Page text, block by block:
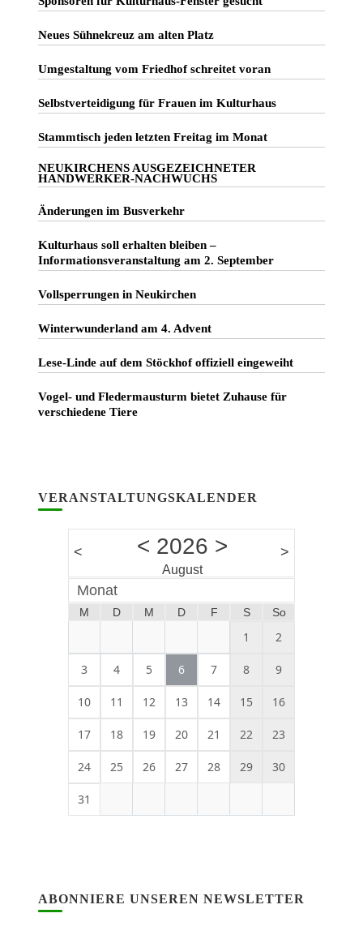
Neues Sühnekreuz am alten Platz
Umgestaltung vom Friedhof schreitet voran
Selbstverteidigung für Frauen im Kulturhaus
Stammtisch jeden letzten Freitag im Monat
NEUKIRCHENS AUSGEZEICHNETER
HANDWERKER-NACHWUCHS
Änderungen im Busverkehr
Kulturhaus soll erhalten bleiben –
Informationsveranstaltung am 2. September
Vollsperrungen in Neukirchen
Winterwunderland am 4. Advent
Lese-Linde auf dem Stöckhof offiziell eingeweiht
Vogel- und Fledermausturm bietet Zuhause für
verschiedene Tiere
VERANSTALTUNGSKALENDER
< < 2026 >
August
>
Monat
M D M D F S So
1 2
3 4 5 6 7 8 9
10 11 12 13 14 15 16
17 18 19 20 21 22 23
24 25 26 27 28 29 30
31
ABONNIERE UNSEREN NEWSLETTER